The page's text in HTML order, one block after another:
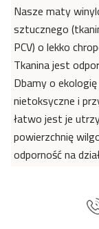
Nasze maty
sztucznego
PCV) o lekko
Tkanina jest
Dbamy o
nietoksyczne i
łatwo jest je
powierzchnię
odporność na
w